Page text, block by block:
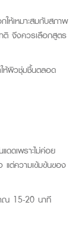
ห้เหมาะสมกับสภาพ
ติ จึงควรเลือกสูตร
ห้ผิวชุ่มชื้นตลอด
ดเพราะไม่ค่อย
แต่ความเข้มข้นของ
ณ 15-20 นาที